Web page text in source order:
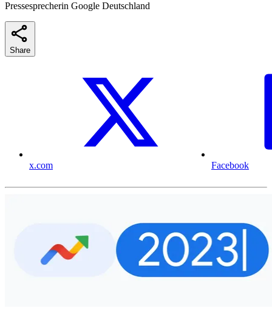
Pressesprecherin Google Deutschland
Share
x.com Facebook